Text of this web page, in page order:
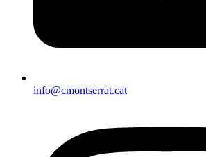
info@cmontserrat.cat